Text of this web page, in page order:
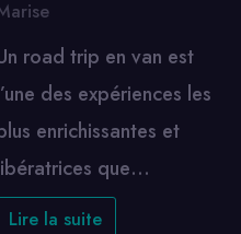
road trip en van est
des expériences les
enrichissantes et
que…
Lire la suite